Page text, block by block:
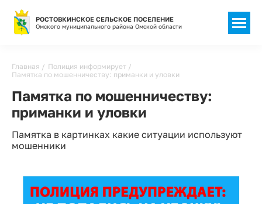
РОСТОВКИНСКОЕ СЕЛЬСКОЕ ПОСЕЛЕНИЕ
Омского муниципального района Омской области
Строка
навигации
Главная
Полиция информирует
Памятка по мошенничеству: приманки и уловки
Памятка по мошенничеству:
приманки и уловки
Памятка в картинках какие ситуации используют
мошенники